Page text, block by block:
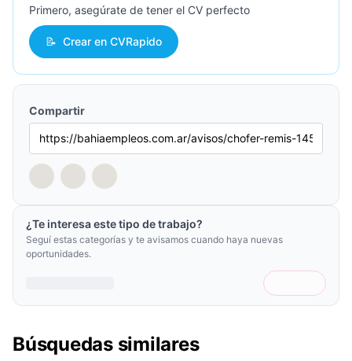
Primero, asegúrate de tener el CV perfecto
📝 Crear en CVRapido
Compartir
¿Te interesa este tipo de trabajo?
Seguí estas categorías y te avisamos cuando haya nuevas
oportunidades.
Búsquedas similares